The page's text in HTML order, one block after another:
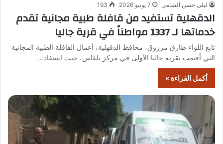
ليلى حسن الشامي 7 يونيو 2026 193
الدقهلية تستفيد من قافلة طبية مجانية تقدم
خدماتها لـ 1337 مواطناً في قرية جاليا
تابع اللواء طارق مرزوق، محافظ الدقهلية، أعمال القافلة الطبية المجانية
التي أقيمت بقرية جاليا الأولى في مركز بلقاس، حيث استفاد…
أكمل القراءة »